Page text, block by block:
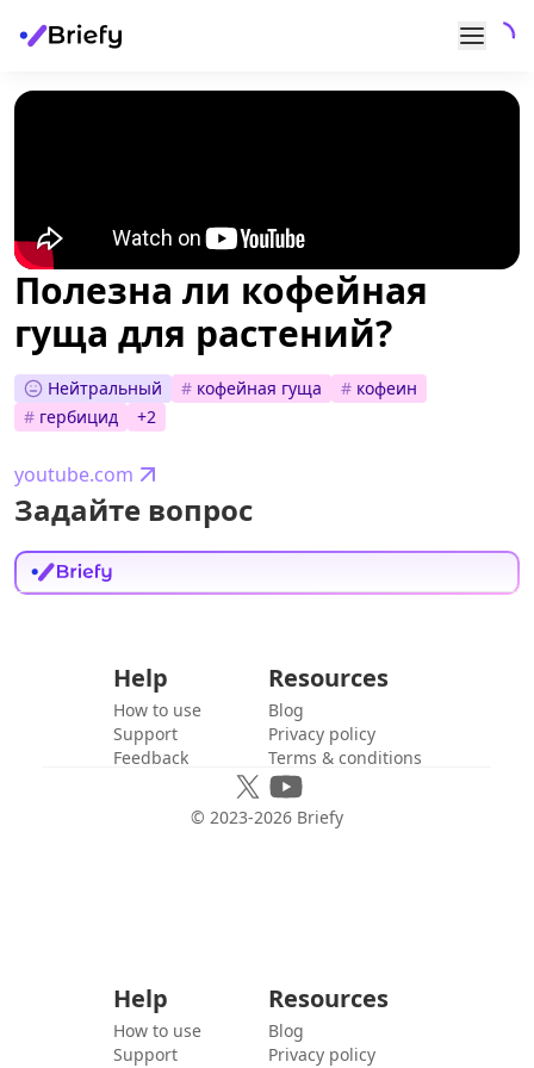
Полезна ли кофейная
гуща для растений?
Нейтральный # кофейная гуща # кофеин
# гербицид +2
youtube.com
Задайте вопрос
Help
How to use
Support
Feedback
Resources
Blog
Privacy policy
Terms & conditions
© 2023-2026 Briefy
Help
How to use
Support
Resources
Blog
Privacy policy